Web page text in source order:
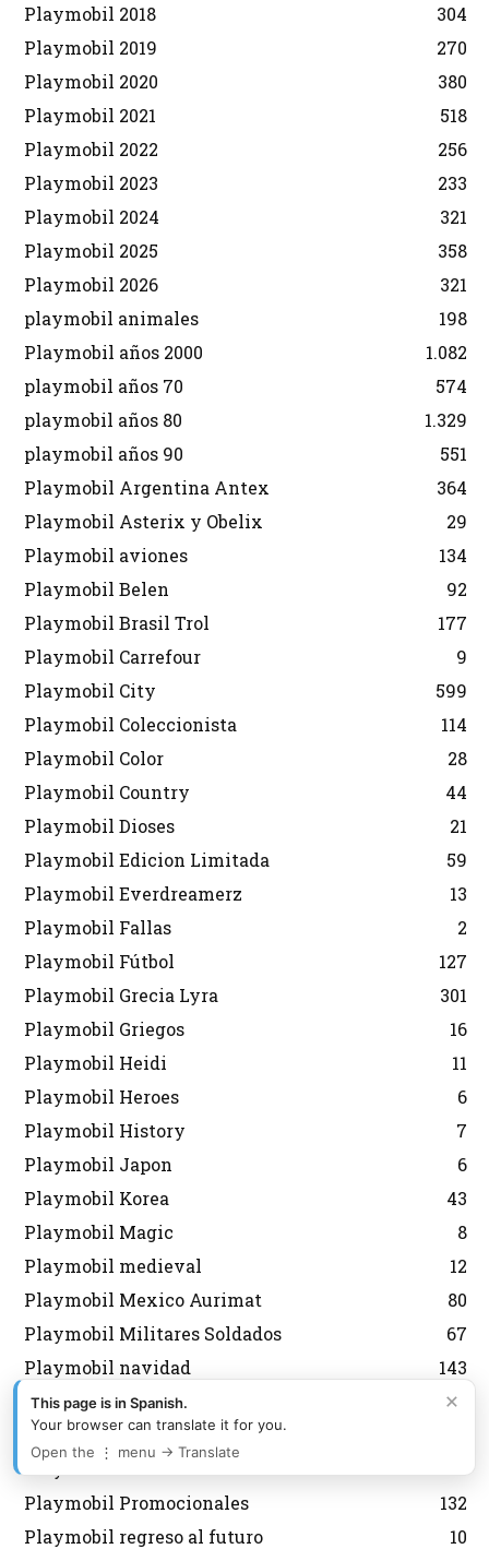
Playmobil 2018
304
Playmobil 2019
270
Playmobil 2020
380
Playmobil 2021
518
Playmobil 2022
256
Playmobil 2023
233
Playmobil 2024
321
Playmobil 2025
358
Playmobil 2026
321
playmobil animales
198
Playmobil años 2000
1.082
playmobil años 70
574
playmobil años 80
1.329
playmobil años 90
551
Playmobil Argentina Antex
364
Playmobil Asterix y Obelix
29
Playmobil aviones
134
Playmobil Belen
92
Playmobil Brasil Trol
177
Playmobil Carrefour
9
Playmobil City
599
Playmobil Coleccionista
114
Playmobil Color
28
Playmobil Country
44
Playmobil Dioses
21
Playmobil Edicion Limitada
59
Playmobil Everdreamerz
13
Playmobil Fallas
2
Playmobil Fútbol
127
Playmobil Grecia Lyra
301
Playmobil Griegos
16
Playmobil Heidi
11
Playmobil Heroes
6
Playmobil History
7
Playmobil Japon
6
Playmobil Korea
43
Playmobil Magic
8
Playmobil medieval
12
Playmobil Mexico Aurimat
80
Playmobil Militares Soldados
67
Playmobil navidad
143
Playmobil Nordistas
Playmobil Personalizados Custom
Playmobil Princess
Playmobil Promocionales
132
Playmobil regreso al futuro
10
×
This page is in Spanish.
Your browser can translate it for you.
Open the ⋮ menu → Translate